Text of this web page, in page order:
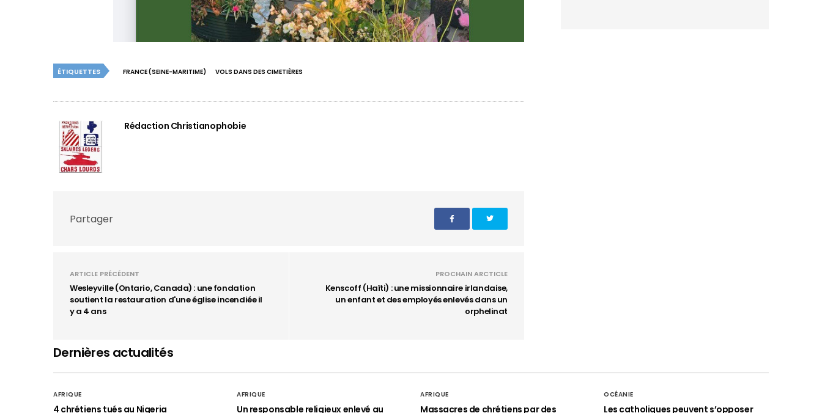
ÉTIQUETTES FRANCE (SEINE-MARITIME) VOLS DANS DES CIMETIÈRES
Rédaction Christianophobie
Partager
ARTICLE PRÉCÉDENT
Wesleyville (Ontario, Canada) : une fondation
soutient la restauration d'une église incendiée il
y a 4 ans
PROCHAIN ARCTICLE
Kenscoff (Haïti) : une missionnaire irlandaise,
un enfant et des employés enlevés dans un
orphelinat
Dernières actualités
AFRIQUE
4 chrétiens tués au Nigeria
AFRIQUE
Un responsable religieux enlevé au
AFRIQUE
Massacres de chrétiens par des
OCÉANIE
Les catholiques peuvent s’opposer